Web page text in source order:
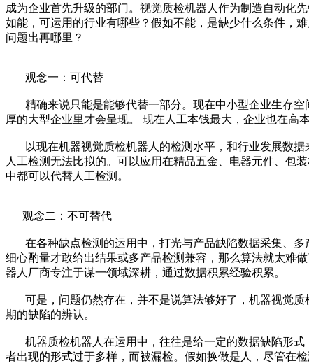
成为企业首先升级的部门。视觉质检机器人作为制造自动化
如能，可运用的行业有哪些？假如不能，是缺少什么条件，
问题出再哪里？
观念一：可代替
精确来说只能是能够代替一部分。现在中小型企业生存空
厚的大型企业里才会呈现。 现在人工本钱最大，企业也在高
以现在机器视觉质检机器人的检测水平，和行业发展数据
人工检测无法比拟的。可以应用在精品五金、电器元件、包
中都可以代替人工检测。
观念二：不可替代
在各种缺点检测的运用中，打光与产品缺陷数据采集、多
细心酌量才敢给出结果或多产品检测兼容，那么算法就太难
器人厂商专注于谋一领域深耕，通过数据积累经验积累。
可是，问题仍然存在，并不是说算法够好了，机器视觉质
期的缺陷的辨认。
机器质检机器人在运用中，往往是给一定的数据缺陷形式
者出现的形式过于多样，而被漏检。假如换做是人，尽管在